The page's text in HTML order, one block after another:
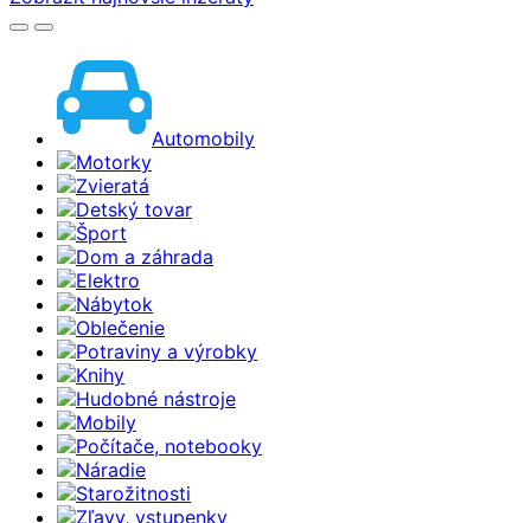
Automobily
Motorky
Zvieratá
Detský tovar
Šport
Dom a záhrada
Elektro
Nábytok
Oblečenie
Potraviny a výrobky
Knihy
Hudobné nástroje
Mobily
Počítače, notebooky
Náradie
Starožitnosti
Zľavy, vstupenky